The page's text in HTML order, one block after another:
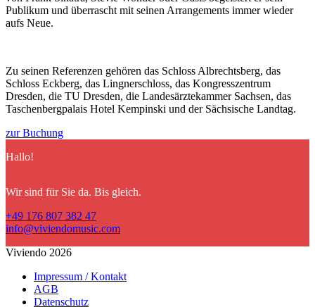
Publikum und überrascht mit seinen Arrangements immer wieder
aufs Neue.
Zu seinen Referenzen gehören das Schloss Albrechtsberg, das
Schloss Eckberg, das Lingnerschloss, das Kongresszentrum
Dresden, die TU Dresden, die Landesärztekammer Sachsen, das
Taschenbergpalais Hotel Kempinski und der Sächsische Landtag.
zur Buchung
Hallo!
Wir sind für Sie da. Bis gleich.
+49 176 807 382 47
info@viviendomusic.com
Viviendo 2026
Impressum / Kontakt
AGB
Datenschutz